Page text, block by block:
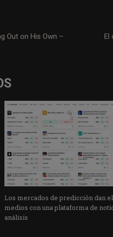
Out on His Own –
El
Los mercados de predicción dan
medios con una plataforma de
análisis